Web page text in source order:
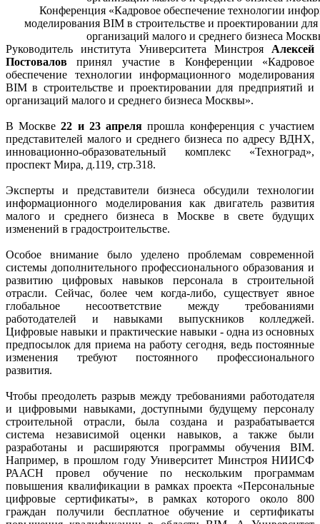
Конференция «Кадровое обеспечение технологии
моделирования BIM в строительстве и проектировании
организаций малого и среднего бизнеса
Руководитель института Университета Минстроя Алексей
Постовалов принял участие в Конференции «Кадровое
обеспечение технологии информационного моделирования
BIM в строительстве и проектировании для предприятий и
организаций малого и среднего бизнеса Москвы».
В Москве22 и 23 апреля прошла конференция с участием
представителей малого и среднего бизнеса по адресу ВДНХ,
инновационно-образовательный комплекс «Техноград»,
проспект Мира, д.119, стр.318.
Эксперты и представители бизнеса обсудили технологии
информационного моделирования как двигатель развития
малого и среднего бизнеса в Москве в свете будущих
изменений в градостроительстве.
Особое внимание было уделено проблемам современной
системы дополнительного профессионального образования и
развитию цифровых навыков персонала в строительной
отрасли. Сейчас, более чем когда-либо, существует явное
глобальное несоответствие между требованиями
работодателей и навыками выпускников колледжей.
Цифровые навыки и практические навыки - одна из основных
предпосылок для приема на работу сегодня, ведь постоянные
изменения требуют постоянного профессионального
развития.
Чтобы преодолеть разрыв между требованиями работодателя
и цифровыми навыками, доступными будущему персоналу
строительной отрасли, была создана и разрабатывается
система независимой оценки навыков, а также были
разработаны и расширяются программы обучения BIM.
Например, в прошлом году Университет Минстроя НИИСФ
РААСН провел обучение по нескольким программам
повышения квалификации в рамках проекта «Персональные
цифровые сертификаты», в рамках которого около 800
граждан получили бесплатное обучение и сертификаты